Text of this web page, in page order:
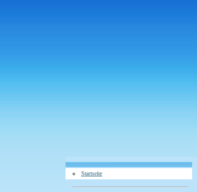
Startseite